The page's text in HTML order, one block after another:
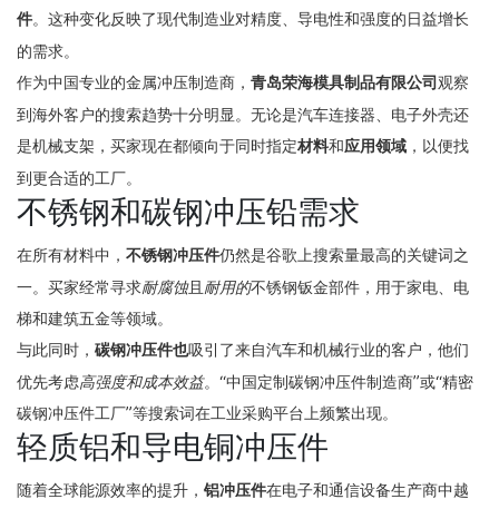
件。这种变化反映了现代制造业对精度、导电性和强度的日益增长
的需求。
作为中国专业的金属冲压制造商， 青岛荣海模具制品有限公司观察
到海外客户的搜索趋势十分明显。无论是汽车连接器、电子外壳还
是机械支架，买家现在都倾向于同时指定材料和应用领域 ，以便找
到更合适的工厂。
不锈钢和碳钢冲压铅需求
在所有材料中， 不锈钢冲压件仍然是谷歌上搜索量最高的关键词之
一。买家经常寻求耐腐蚀且 耐用的不锈钢钣金部件，用于家电、电
梯和建筑五金等领域。
与此同时， 碳钢冲压件也吸引了来自汽车和机械行业的客户，他们
优先考虑高强度和成本效益。“中国定制碳钢冲压件制造商”或“精密
碳钢冲压件工厂”等搜索词在工业采购平台上频繁出现。
轻质铝和导电铜冲压件
随着全球能源效率的提升， 铝冲压件在电子和通信设备生产商中越